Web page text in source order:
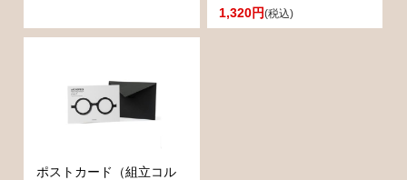
1,320円(税込)
ポストカード（組立コル